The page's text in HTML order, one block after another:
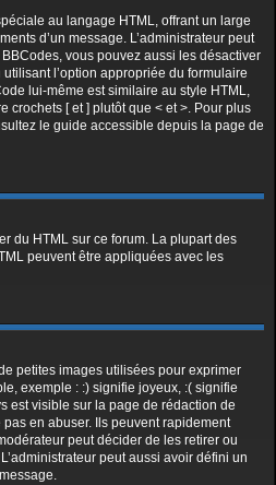
au langage HTML, offrant un large
d’un message. L’administrateur peut
vous pouvez aussi les désactiver
l’option appropriée du formulaire
lui-même est similaire au style HTML,
crochets [ et ] plutôt que < et >. Pour plus
le guide accessible depuis la page de
du HTML sur ce forum. La plupart des
peuvent être appliquées avec les
petites images utilisées pour exprimer
exemple : :) signifie joyeux, :( signifie
est visible sur la page de rédaction de
en abuser. Ils peuvent rapidement
peut décider de les retirer ou
peut aussi avoir défini un